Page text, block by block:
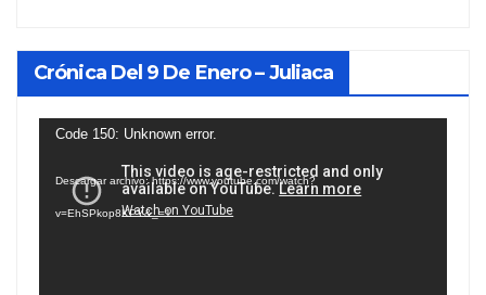
Crónica Del 9 De Enero – Juliaca
Reproductor
vídeo
Code 150: Unknown error.
Descargar archivo: https://www.youtube.com/watch?
v=EhSPkop8KPY&_=1